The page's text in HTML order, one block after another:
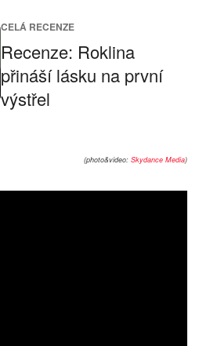
CELÁ RECENZE
Recenze: Roklina
přináší lásku na první
výstřel
(photo&video: Skydance Media)